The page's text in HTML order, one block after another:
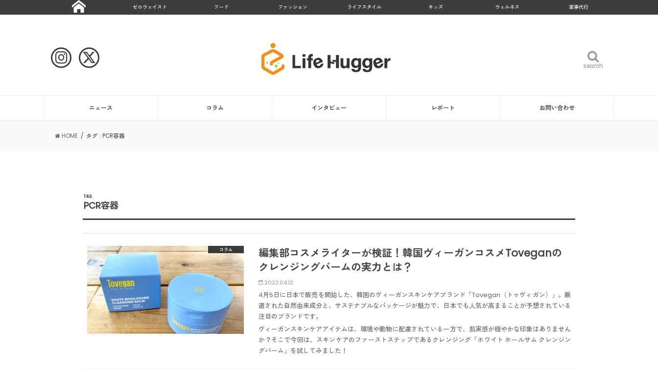
ゼロウェイスト フード ファッション ライフスタイル キッズ ウェルネス 家事代行
search
search
ニュース コラム インタビュー レポート お問い合わせ
HOME タグ : PCR容器
TAG
PCR容器
コラム
編集部コスメライターが検証！韓国ヴィーガンコスメToveganの
クレンジングバームの実力とは？
2023.04.12
4月5日に日本で販売を開始した、韓国のヴィーガンスキンケアブランド「Tovegan（トゥヴィガン）」。厳
選された自然由来成分と、サステナブルなパッケージが魅力で、日本でも人気が高まることが予想されている
注目のブランドです。
ヴィーガンスキンケアアイテムは、環境や動物に配慮されている一方で、肌実感が穏やかな印象はありません
か？そこで今回は、スキンケアのファーストステップであるクレンジング「ホワイト ホールサム クレンジン
グバーム」を試してみました！